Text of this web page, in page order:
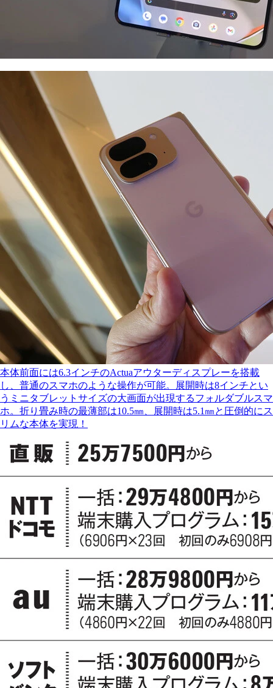
本体前面には6.3インチのActuaアウターディスプレーを搭載
し、普通のスマホのような操作が可能。展開時は8インチとい
うミニタブレットサイズの大画面が出現するフォルダブルスマ
ホ。折り畳み時の最薄部は10.5㎜、展開時は5.1㎜と圧倒的にス
リムな本体を実現！